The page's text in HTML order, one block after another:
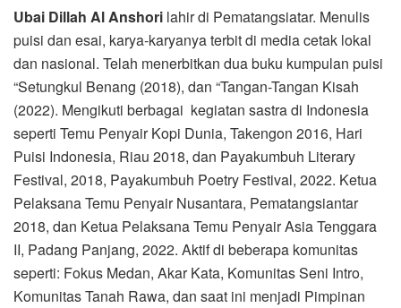
Ubai Dillah Al Anshori lahir di Pematangsiatar. Menulis
puisi dan esai, karya-karyanya terbit di media cetak lokal
dan nasional. Telah menerbitkan dua buku kumpulan puisi
“Setungkul Benang (2018), dan “Tangan-Tangan Kisah
(2022). Mengikuti berbagai kegiatan sastra di Indonesia
seperti Temu Penyair Kopi Dunia, Takengon 2016, Hari
Puisi Indonesia, Riau 2018, dan Payakumbuh Literary
Festival, 2018, Payakumbuh Poetry Festival, 2022. Ketua
Pelaksana Temu Penyair Nusantara, Pematangsiantar
2018, dan Ketua Pelaksana Temu Penyair Asia Tenggara
II, Padang Panjang, 2022. Aktif di beberapa komunitas
seperti: Fokus Medan, Akar Kata, Komunitas Seni Intro,
Komunitas Tanah Rawa, dan saat ini menjadi Pimpinan